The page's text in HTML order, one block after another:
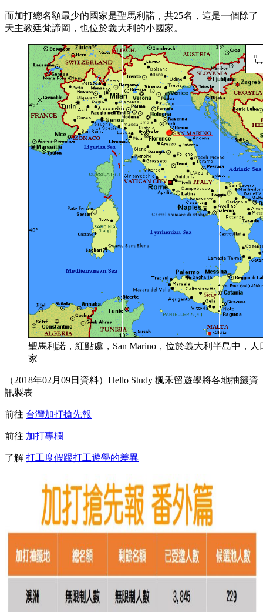
而加打總名額最少的國家是聖馬利諾，共25名，這是一個除了
天主教廷梵諦岡，也位於義大利的小國家。
聖馬利諾，紅點處，San Marino，位於義大利半島中，
家
（2018年02月09日資料）Hello Study 楓禾留遊學將各地抽籤資
訊製表
前往 台灣加打搶先報
前往 加打專欄
了解 打工度假跟打工遊學的差異